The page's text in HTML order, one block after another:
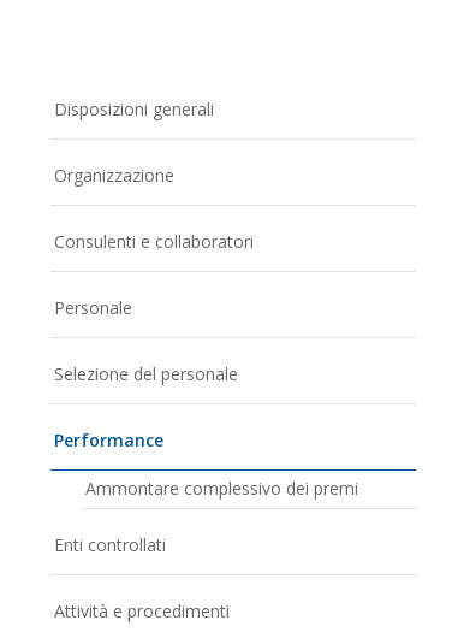
Disposizioni generali
Organizzazione
Consulenti e collaboratori
Personale
Selezione del personale
Performance
Ammontare complessivo dei premi
Enti controllati
Attività e procedimenti